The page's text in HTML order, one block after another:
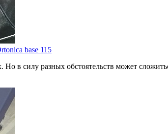
base 115
в силу разных обстоятельств может